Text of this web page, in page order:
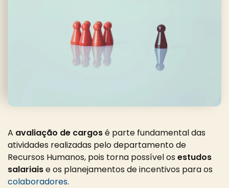
A avaliação de cargosé parte fundamental das
atividades realizadas pelo departamento de
Recursos Humanos, pois torna possível osestudos
salariaise os planejamentos de incentivos para os
colaboradores.